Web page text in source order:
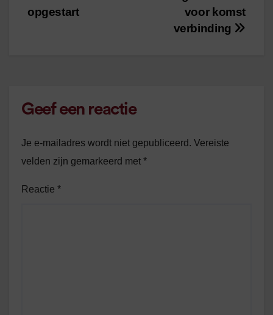
voor komst
verbinding
opgestart
Geef een reactie
Je e-mailadres wordt niet gepubliceerd. Vereiste
velden zijn gemarkeerd met *
Reactie *